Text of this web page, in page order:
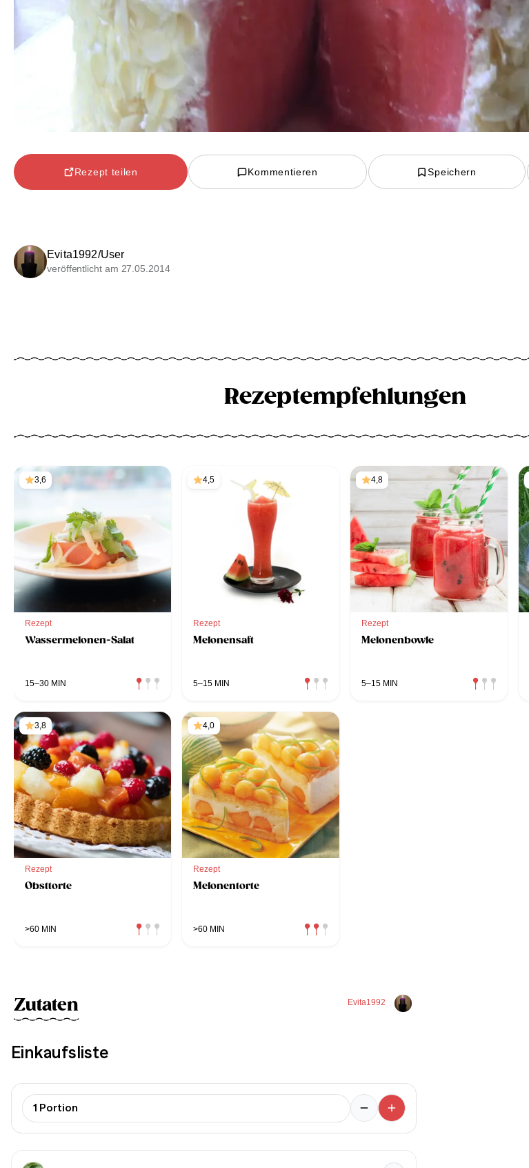
Rezept teilen Kommentieren Speichern
Evita1992/User
veröffentlicht am 27.05.2014
Rezeptempfehlungen
3,6
Rezept
Wassermelonen-Salat
15–30 MIN
4,5
Rezept
Melonensaft
5–15 MIN
4,8
Rezept
Melonenbowle
5–15 MIN
3,8
Rezept
Obsttorte
>60 MIN
4,0
Rezept
Melonentorte
>60 MIN
Evita1992
Zutaten